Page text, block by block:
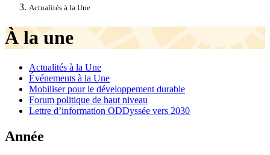
Actualités à la Une
À la une
Actualités à la Une
Événements à la Une
Mobiliser pour le développement durable
Forum politique de haut niveau
Lettre d’information ODDyssée vers 2030
Année